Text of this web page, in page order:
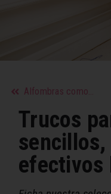
Alfombras como nuevas: los mejores trucos para su limpieza y conservación
Trucos
efectivos